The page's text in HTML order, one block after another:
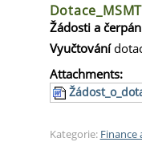
Dotace_MSMT
Žádosti a
Vyučtování
Attachments:
Kategorie: Finance